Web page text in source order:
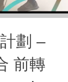
劃 –
前轉